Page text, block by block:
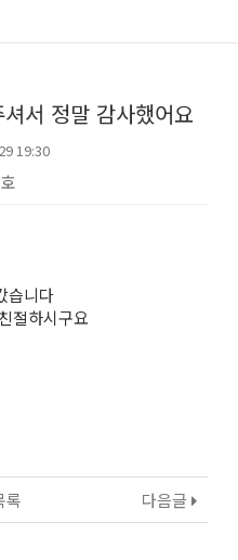
서 정말 감사했어요
19:30
습니다
절하시구요
다음글